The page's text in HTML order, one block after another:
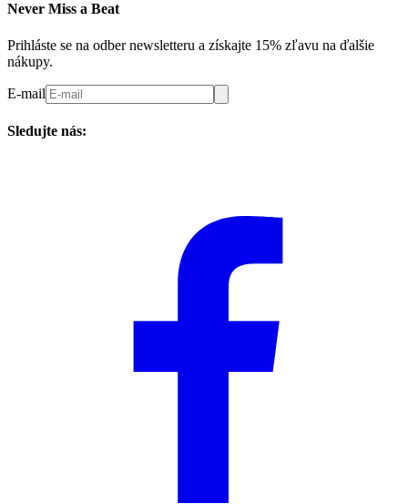
Never Miss a Beat
Prihláste se na odber newsletteru a získajte 15% zľavu na ďalšie
nákupy.
E-mail
Sledujte nás: